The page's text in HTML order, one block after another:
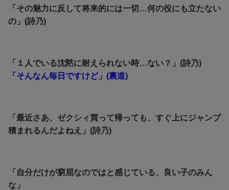
「その魅力に反して将来的には一切…何の役にも立たない
の」(詩乃)
「１人でいる沈黙に耐えられない時…ない？」(詩乃)
「そんなん毎日ですけど」(裏道)
「最近さあ、ゼクシィ買って帰っても、すぐ上にジャンプ
積まれるんだよねえ」(詩乃)
「自分だけが窮屈なのではと感じている、良い子のみん
な」